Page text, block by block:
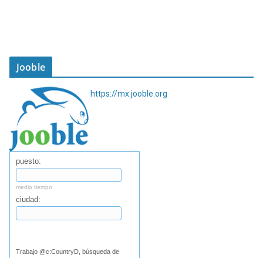
Jooble
https://mx.jooble.org
puesto:
medio tiempo
ciudad:
Trabajo @c:CountryD, búsqueda de